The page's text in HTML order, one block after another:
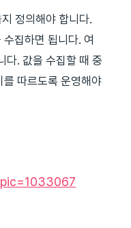
정의해야 합니다.
집하면 됩니다. 여
다. 값을 수집할 때 중
따르도록 운영해야